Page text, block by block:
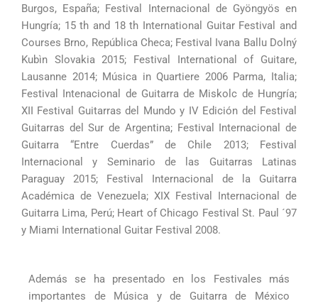
Burgos, España; Festival Internacional de Gyöngyös en
Hungría; 15 th and 18 th International Guitar Festival and
Courses Brno, República Checa; Festival Ivana Ballu Dolný
Kubìn Slovakia 2015; Festival International of Guitare,
Lausanne 2014; Música in Quartiere 2006 Parma, Italia;
Festival Intenacional de Guitarra de Miskolc de Hungría;
XII Festival Guitarras del Mundo y IV Edición del Festival
Guitarras del Sur de Argentina; Festival Internacional de
Guitarra “Entre Cuerdas” de Chile 2013; Festival
Internacional y Seminario de las Guitarras Latinas
Paraguay 2015; Festival Internacional de la Guitarra
Académica de Venezuela; XIX Festival Internacional de
Guitarra Lima, Perú; Heart of Chicago Festival St. Paul ´97
y Miami International Guitar Festival 2008.
Además se ha presentado en los Festivales más
importantes de Música y de Guitarra de México